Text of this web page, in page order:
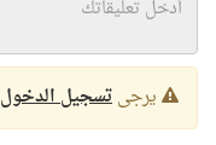
يرجىتسجيل الدخول